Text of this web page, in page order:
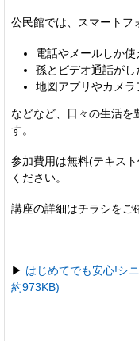
公民館では、スマートフ
電話やメールしか使
孫とビデオ通話がし
地図アプリやカメ
などなど、日々の生活を
す。
参加費用は無料(テキス
ください。
講座の詳細はチラシをご
▶ はじめてでも安心!シ
約973KB)